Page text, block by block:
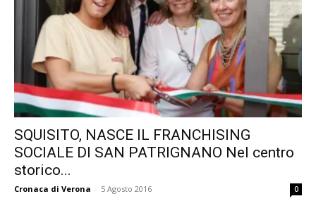
SQUISITO, NASCE IL FRANCHISING
SOCIALE DI SAN PATRIGNANO Nel centro
storico...
Cronaca di Verona - 5 Agosto 2016 0